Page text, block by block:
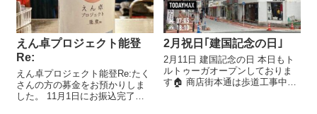
えん卓プロジェクト能登
Re:
えん卓プロジェクト能登Re:たく
さんの方の募金をお預かりしま
した。 11月1日にお振込完了致
2月祝日｢建国記念の日｣
2月11日 建国記念の日 本日もト
ルトゥーガオープンしておりま
す🏠 商店街本通は歩道工事中で